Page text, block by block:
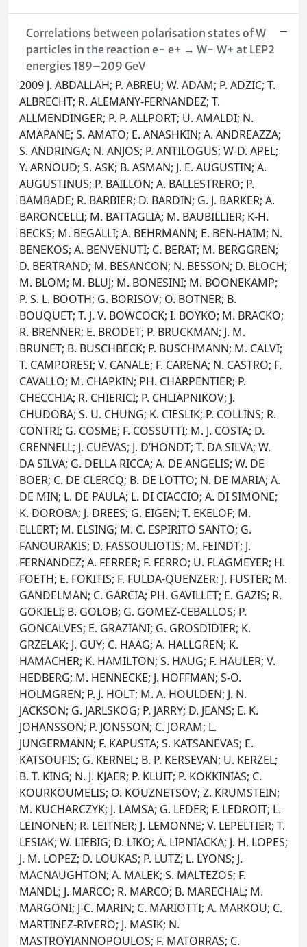
Correlations between polarisation states of W
particles in the reaction e− e+ → W− W+ at LEP2
energies 189–209 GeV
2009 J. ABDALLAH; P. ABREU; W. ADAM; P. ADZIC; T.
ALBRECHT; R. ALEMANY-FERNANDEZ; T.
ALLMENDINGER; P. P. ALLPORT; U. AMALDI; N.
AMAPANE; S. AMATO; E. ANASHKIN; A. ANDREAZZA;
S. ANDRINGA; N. ANJOS; P. ANTILOGUS; W-D. APEL;
Y. ARNOUD; S. ASK; B. ASMAN; J. E. AUGUSTIN; A.
AUGUSTINUS; P. BAILLON; A. BALLESTRERO; P.
BAMBADE; R. BARBIER; D. BARDIN; G. J. BARKER; A.
BARONCELLI; M. BATTAGLIA; M. BAUBILLIER; K-H.
BECKS; M. BEGALLI; A. BEHRMANN; E. BEN-HAIM; N.
BENEKOS; A. BENVENUTI; C. BERAT; M. BERGGREN;
D. BERTRAND; M. BESANCON; N. BESSON; D. BLOCH;
M. BLOM; M. BLUJ; M. BONESINI; M. BOONEKAMP;
P. S. L. BOOTH; G. BORISOV; O. BOTNER; B.
BOUQUET; T. J. V. BOWCOCK; I. BOYKO; M. BRACKO;
R. BRENNER; E. BRODET; P. BRUCKMAN; J. M.
BRUNET; B. BUSCHBECK; P. BUSCHMANN; M. CALVI;
T. CAMPORESI; V. CANALE; F. CARENA; N. CASTRO; F.
CAVALLO; M. CHAPKIN; PH. CHARPENTIER; P.
CHECCHIA; R. CHIERICI; P. CHLIAPNIKOV; J.
CHUDOBA; S. U. CHUNG; K. CIESLIK; P. COLLINS; R.
CONTRI; G. COSME; F. COSSUTTI; M. J. COSTA; D.
CRENNELL; J. CUEVAS; J. D’HONDT; T. DA SILVA; W.
DA SILVA; G. DELLA RICCA; A. DE ANGELIS; W. DE
BOER; C. DE CLERCQ; B. DE LOTTO; N. DE MARIA; A.
DE MIN; L. DE PAULA; L. DI CIACCIO; A. DI SIMONE;
K. DOROBA; J. DREES; G. EIGEN; T. EKELOF; M.
ELLERT; M. ELSING; M. C. ESPIRITO SANTO; G.
FANOURAKIS; D. FASSOULIOTIS; M. FEINDT; J.
FERNANDEZ; A. FERRER; F. FERRO; U. FLAGMEYER; H.
FOETH; E. FOKITIS; F. FULDA-QUENZER; J. FUSTER; M.
GANDELMAN; C. GARCIA; PH. GAVILLET; E. GAZIS; R.
GOKIELI; B. GOLOB; G. GOMEZ-CEBALLOS; P.
GONCALVES; E. GRAZIANI; G. GROSDIDIER; K.
GRZELAK; J. GUY; C. HAAG; A. HALLGREN; K.
HAMACHER; K. HAMILTON; S. HAUG; F. HAULER; V.
HEDBERG; M. HENNECKE; J. HOFFMAN; S-O.
HOLMGREN; P. J. HOLT; M. A. HOULDEN; J. N.
JACKSON; G. JARLSKOG; P. JARRY; D. JEANS; E. K.
JOHANSSON; P. JONSSON; C. JORAM; L.
JUNGERMANN; F. KAPUSTA; S. KATSANEVAS; E.
KATSOUFIS; G. KERNEL; B. P. KERSEVAN; U. KERZEL;
B. T. KING; N. J. KJAER; P. KLUIT; P. KOKKINIAS; C.
KOURKOUMELIS; O. KOUZNETSOV; Z. KRUMSTEIN;
M. KUCHARCZYK; J. LAMSA; G. LEDER; F. LEDROIT; L.
LEINONEN; R. LEITNER; J. LEMONNE; V. LEPELTIER; T.
LESIAK; W. LIEBIG; D. LIKO; A. LIPNIACKA; J. H. LOPES;
J. M. LOPEZ; D. LOUKAS; P. LUTZ; L. LYONS; J.
MACNAUGHTON; A. MALEK; S. MALTEZOS; F.
MANDL; J. MARCO; R. MARCO; B. MARECHAL; M.
MARGONI; J-C. MARIN; C. MARIOTTI; A. MARKOU; C.
MARTINEZ-RIVERO; J. MASIK; N.
MASTROYIANNOPOULOS; F. MATORRAS; C.